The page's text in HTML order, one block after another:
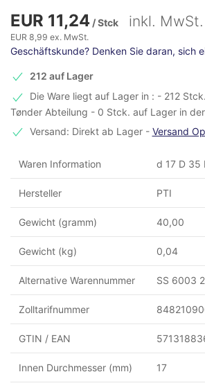
EUR 11,24 / Stck inkl. MwSt.
EUR 8,99 ex. MwSt.
Geschäftskunde? Denken Sie daran, sich
212 auf Lager
Die Ware liegt auf Lager in : - 212
Tønder Abteilung - 0 Stck. auf Lager in
Versand: Direkt ab Lager- Versand
Waren Information d 17 D 35
Hersteller PTI
Gewicht (gramm) 40,00
Gewicht (kg) 0,04
Alternative Warennummer SS 6003
Zolltarifnummer
GTIN / EAN
Innen Durchmesser (mm) 17